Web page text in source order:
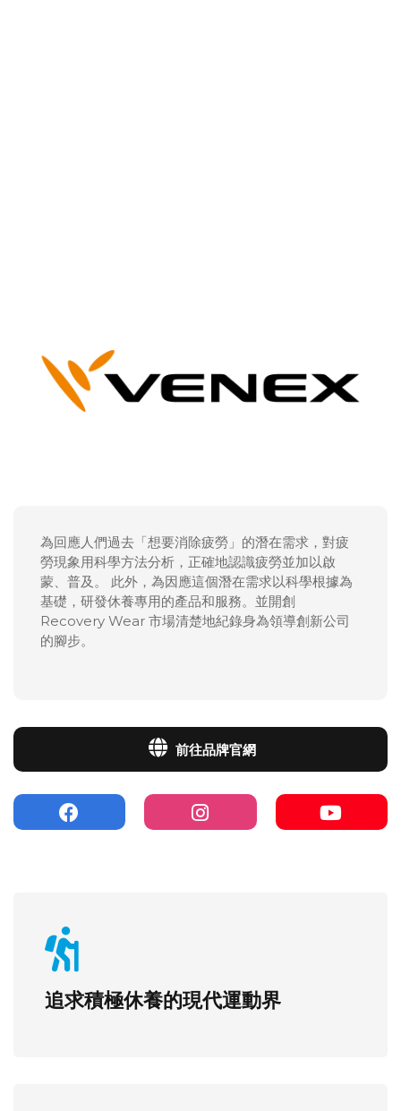
為回應人們過去「想要消除疲勞」的潛在需求，對疲
勞現象用科學方法分析，正確地認識疲勞並加以啟
蒙、普及。
此外，為因應這個潛在需求以科學根據為
基礎，研發休養專用的產品和服務。並開創
Recovery Wear 市場清楚地紀錄身為領導創新公司
的腳步。
前往品牌官網
追求積極休養的現代運動界